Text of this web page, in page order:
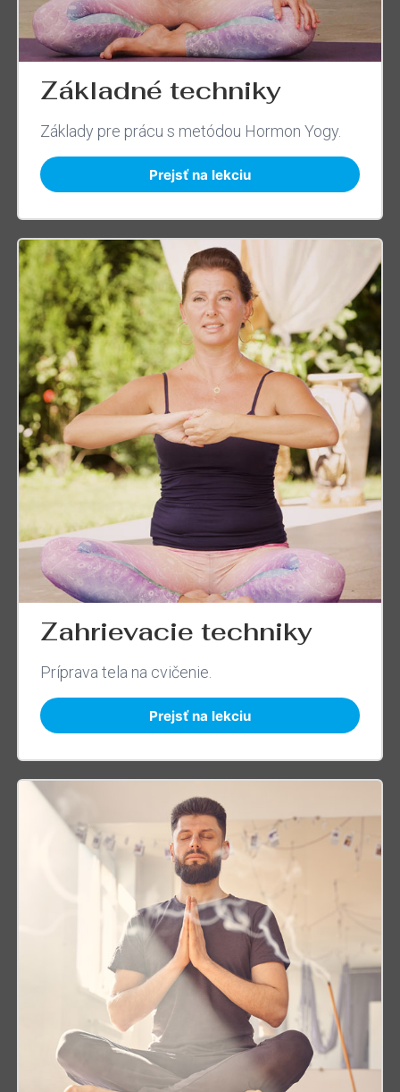
Základné techniky
Základy pre prácu s metódou Hormon Yogy.
Prejsť na lekciu
Zahrievacie techniky
Príprava tela na cvičenie.
Prejsť na lekciu